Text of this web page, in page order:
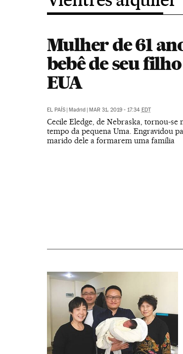
Mulher de 61
bebê de seu
EUA
EL PAÍS | Madrid | MAR 31, 2019 - 17:34 EDT
Cecile Eledge, de Nebraska, tornou-se
tempo da pequena Uma. Engravidou
marido dele a formarem uma família